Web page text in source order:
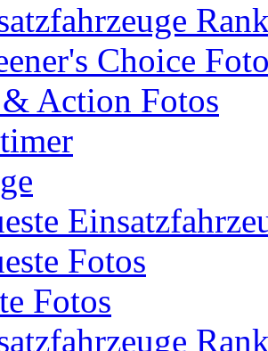
Choice
Action Fotos
Fotos
Fotos